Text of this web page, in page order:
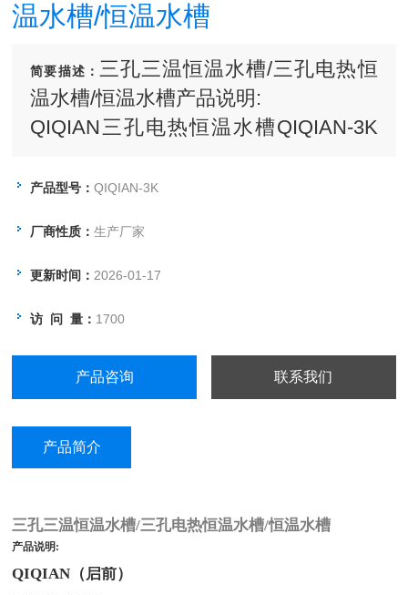
温水槽/恒温水槽
简要描述： 三孔三温恒温水槽/三孔电热恒
温水槽/恒温水槽产品说明:
QIQIAN三孔电热恒温水槽QIQIAN-3K
医疗卫生、农林院校及科研单位，同时
热。
产品型号：QIQIAN-3K
厂商性质：生产厂家
更新时间：2026-01-17
访 问 量： 1700
产品咨询 联系我们
产品简介
三孔三温恒温水槽/三孔电热恒温水槽/恒温水槽
产品说明:
QIQIAN（启前）